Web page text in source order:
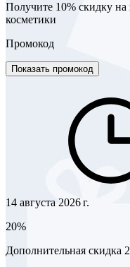
Получите 10% скидку
косметики
Промокод
Показать промокод
14 августа 2026 г.
20%
Дополнительная скидка